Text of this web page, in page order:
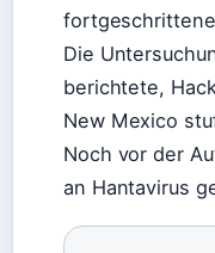
Die
berichtete,
New Mexico
Noch vor der
an Hantavirus